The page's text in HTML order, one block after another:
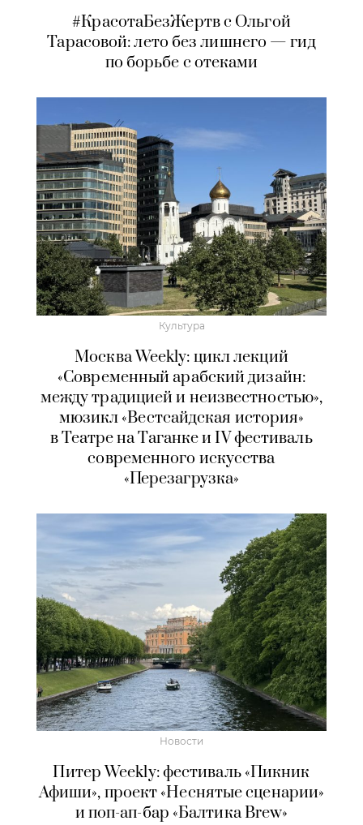
#КрасотаБезЖертв с Ольгой
Тарасовой: лето без лишнего — гид
по борьбе с отеками
Культура
Москва Weekly: цикл лекций
«Современный арабский дизайн:
между традицией и неизвестностью»,
мюзикл «Вестсайдская история»
в Театре на Таганке и IV фестиваль
современного искусства
«Перезагрузка»
Новости
Питер Weekly: фестиваль «Пикник
Афиши», проект «Неснятые сценарии»
и поп-ап-бар «Балтика Brew»